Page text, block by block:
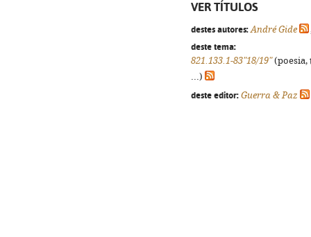
VER TÍTULOS
destes autores: André Gide
deste tema:
821.133.1-83"18/19"(poesia,
...)
deste editor: Guerra & Paz